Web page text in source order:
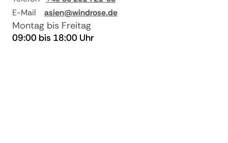
E-Mail
asien@windrose.de
Montag bis Freitag
09:00 bis 18:00 Uhr